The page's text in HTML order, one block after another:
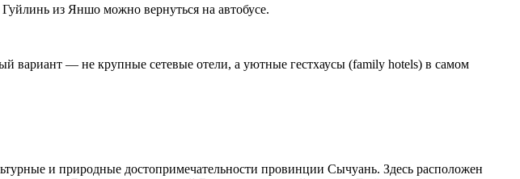
из Яншо можно вернуться на автобусе.
вариант — не крупные сетевые отели, а уютные гестхаусы (family hotels) в самом
и природные достопримечательности провинции Сычуань. Здесь расположен